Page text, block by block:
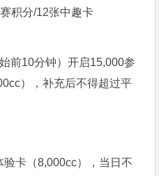
积分/12张中趣卡
前10分钟）开启15,000参
），补充后不得超过平
卡（8,000cc），当日不